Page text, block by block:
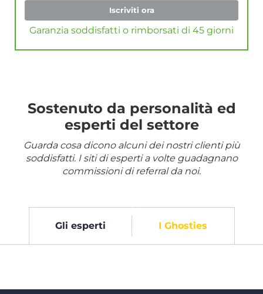
Iscriviti ora
Garanzia soddisfatti o rimborsati di 45 giorni
Sostenuto da personalità ed
esperti del settore
Guarda cosa dicono alcuni dei nostri clienti più
soddisfatti. I siti di esperti a volte guadagnano
commissioni di referral da noi.
Gli esperti I Ghosties